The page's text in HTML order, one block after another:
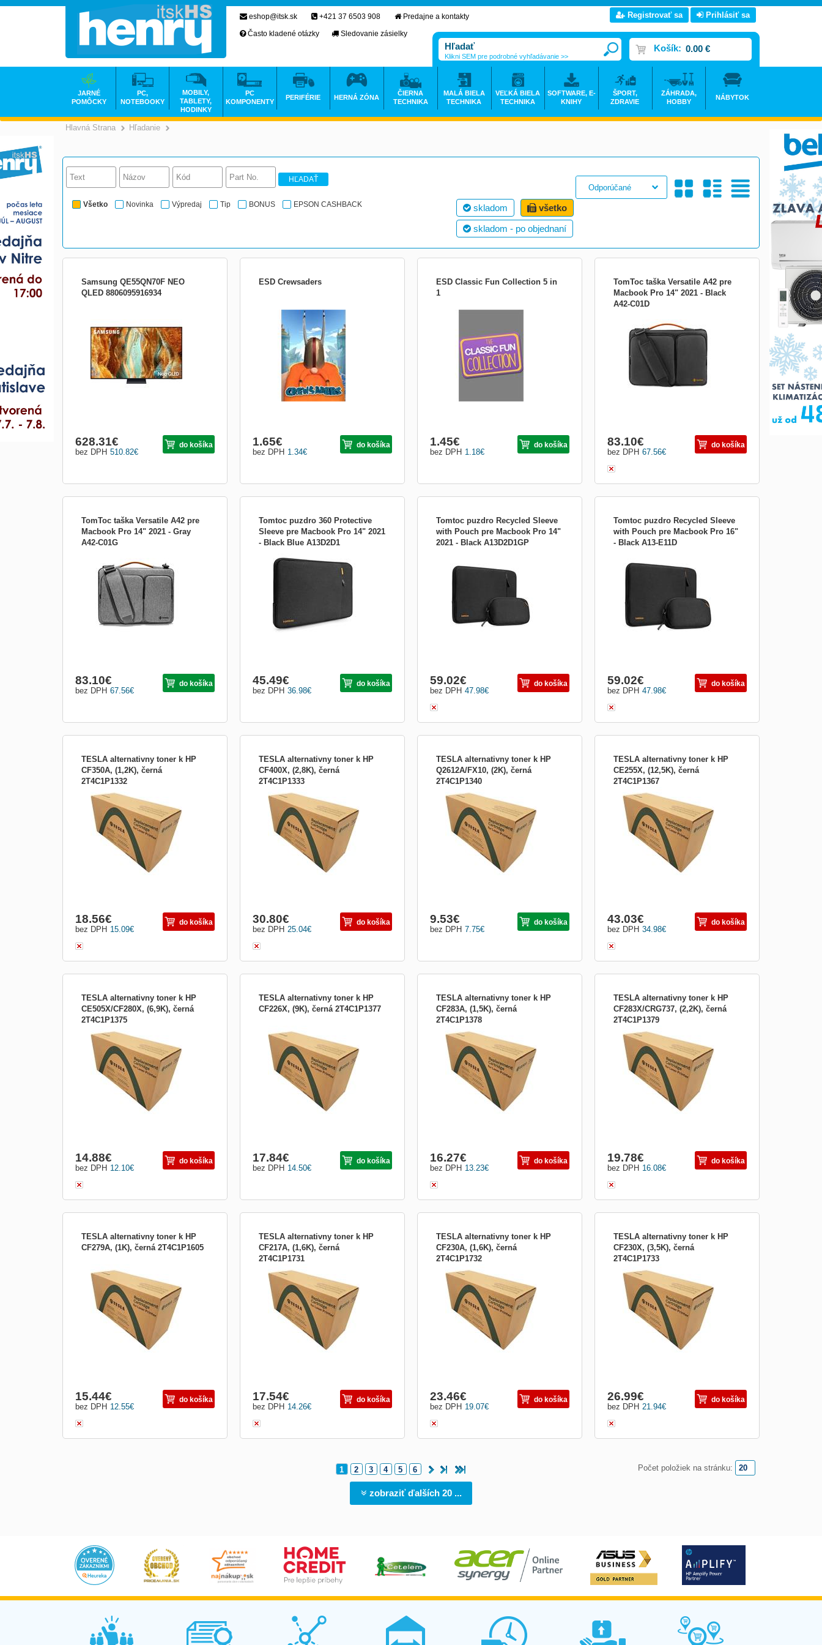
Hlavná Strana Hľadanie
Obrázkami
skladom
všetko
skladom - po objednaní
HĽADAŤ
Všetko Novinka Výpredaj Tip BONUS EPSON CASHBACK
Samsung QE55QN70F NEO
QLED 8806095916934
obrazovky QLED Systém repro 2.0 Výkon
reproduktorov 20W LED podsvietenie Mini
LED Uhl. v palcoch/cm 55&quot;/138 cm
Rozlíšenie 4K - UHD 3840 × 2160
Energetická trieda E Spotreba energie 63
510.82€
bez DPH
628.31€ do košíka
ESD Crewsaders
Elektronická licence určená pro platformu
Steam Crewsaders je šílená hra pro více
hráčůna gauči. 2 až 6 místních hráčů je
rozděleno do dvou týmů ovládajících 2
gigantické roboty. Spolupracujte, aby se
kola akola pohybovaly dál, a udeřte na své
soupeře!...
1.34€
bez DPH
1.65€ do košíka
ESD Classic Fun Collection 5 in
1
obsahuje G-Tris, Pirate Solitaire, Mahjong,
Sudoku, Bayou words Návod na aktivaci
elektronického klíče pro Steam: 1.
Nainstalujte si program Steam – ke stažení
zde: https://s...
1.18€
bez DPH
1.45€ do košíka
TomToc taška Versatile A42 pre
Macbook Pro 14" 2021 - Black
A42-C01D
dizajnom - 360 stupňová ochrana proti
poškriabaniu - technológia CornerArmor
pre vyššiu ochranu pri pádoch a nárazoch
- vnútorná časť polstrovaná hrubou
plyšovou podšívkou - mäkký hrebe...
67.56€
bez DPH
83.10€ do košíka
TomToc taška Versatile A42 pre
Macbook Pro 14" 2021 - Gray
A42-C01G
dizajnom - 360 stupňová ochrana proti
poškriabaniu - technológia CornerArmor
pre vyššiu ochranu pri pádoch a nárazoch
- vnútorná časť polstrovaná hrubou
plyšovou podšívkou - mäkký hrebe...
67.56€
bez DPH
83.10€ do košíka
Tomtoc puzdro 360 Protective
Sleeve pre Macbook Pro 14" 2021
- Black Blue A13D2D1
elegantné puzdro s tenkým a kompaktným
dizajnom - vyrobené zo 100%
recyklovaných materiálov odolných voči
opotrebovaniu - 360 stupňová ochrana
proti poškriabaniu - technológia
pádoch ...
36.98€
bez DPH
45.49€ do košíka
Tomtoc puzdro Recycled Sleeve
with Pouch pre Macbook Pro 14"
2021 - Black A13D2D1GP
jednoduchým čistým dizajnom - vyrobené
zo 100% recyklovaných materiálov
odolných voči opotrebovaniu - 360
stupňová ochrana proti poškriabaniu -
technológia CornerArmor pre vyššiu
ochranu pri pád...
47.98€
bez DPH
59.02€ do košíka
Tomtoc puzdro Recycled Sleeve
with Pouch pre Macbook Pro 16"
- Black A13-E11D
jednoduchým čistým dizajnom - vyrobené
zo 100% recyklovaných materiálov
odolných voči opotrebovaniu - 360
stupňová ochrana proti poškriabaniu -
technológia CornerArmor pre vyššiu
ochranu pri pád...
47.98€
bez DPH
59.02€ do košíka
TESLA alternativny toner k HP
CF350A, (1,2K), černá
2T4C1P1332
(1,2K), černá
15.09€
bez DPH
18.56€ do košíka
TESLA alternativny toner k HP
CF400X, (2,8K), černá
2T4C1P1333
(2,8K), černá
25.04€
bez DPH
30.80€ do košíka
TESLA alternativny toner k HP
Q2612A/FX10, (2K), černá
2T4C1P1340
Q2612A/FX10, (2K), černá
7.75€
bez DPH
9.53€ do košíka
TESLA alternativny toner k HP
CE255X, (12,5K), černá
2T4C1P1367
(12,5K), černá
34.98€
bez DPH
43.03€ do košíka
TESLA alternativny toner k HP
CE505X/CF280X, (6,9K), černá
2T4C1P1375
CE505X/CF280X, (6,9K), černá
12.10€
bez DPH
14.88€ do košíka
TESLA alternativny toner k HP
CF226X, (9K), černá 2T4C1P1377
(9K), černá
14.50€
bez DPH
17.84€ do košíka
TESLA alternativny toner k HP
CF283A, (1,5K), černá
2T4C1P1378
(1,5K), černá
13.23€
bez DPH
16.27€ do košíka
TESLA alternativny toner k HP
CF283X/CRG737, (2,2K), černá
2T4C1P1379
CF283X/CRG737, (2,2K), černá
16.08€
bez DPH
19.78€ do košíka
TESLA alternativny toner k HP
CF279A, (1K), černá 2T4C1P1605
(1K), černá
12.55€
bez DPH
15.44€ do košíka
TESLA alternativny toner k HP
CF217A, (1,6K), černá
2T4C1P1731
(1,6K), černá
14.26€
bez DPH
17.54€ do košíka
TESLA alternativny toner k HP
CF230A, (1,6K), černá
2T4C1P1732
(1,6K), černá
19.07€
bez DPH
23.46€ do košíka
TESLA alternativny toner k HP
CF230X, (3,5K), černá
2T4C1P1733
(3,5K), černá
21.94€
bez DPH
26.99€ do košíka
Počet položiek na stránku:
1 2 3 4 5 6
zobraziť ďalších 20 ...
eshop@itsk.sk +421 37 6503 908
Predajne a kontakty
Často kladené otázky
Sledovanie zásielky
Registrovať sa Prihlásiť sa
Košík: 0.00 €
Klikni SEM pre podrobné vyhľadávanie >>
JARNÉ
POMÔCKY
PC,
NOTEBOOKY
MOBILY,
TABLETY,
HODINKY
PC
KOMPONENTY
PERIFÉRIE HERNÁ ZÓNA
ČIERNA
TECHNIKA
MALÁ BIELA
TECHNIKA
VEĽKÁ BIELA
TECHNIKA
SOFTWARE, E-
KNIHY
ŠPORT,
ZDRAVIE
ZÁHRADA,
HOBBY
NÁBYTOK